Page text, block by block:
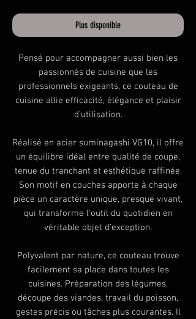
Plus disponible
Pensé pour accompagner aussi bien les
passionnés de cuisine que les
professionnels exigeants, ce couteau de
cuisine allie efficacité, élégance et plaisir
d’utilisation.
Réalisé en acier suminagashi VG10, il offre
un équilibre idéal entre qualité de coupe,
tenue du tranchant et esthétique raffinée.
Son motif en couches apporte à chaque
pièce un caractère unique, presque vivant,
qui transforme l’outil du quotidien en
véritable objet d’exception.
Polyvalent par nature, ce couteau trouve
facilement sa place dans toutes les
cuisines. Préparation des légumes,
découpe des viandes, travail du poisson,
gestes précis ou tâches plus courantes. Il